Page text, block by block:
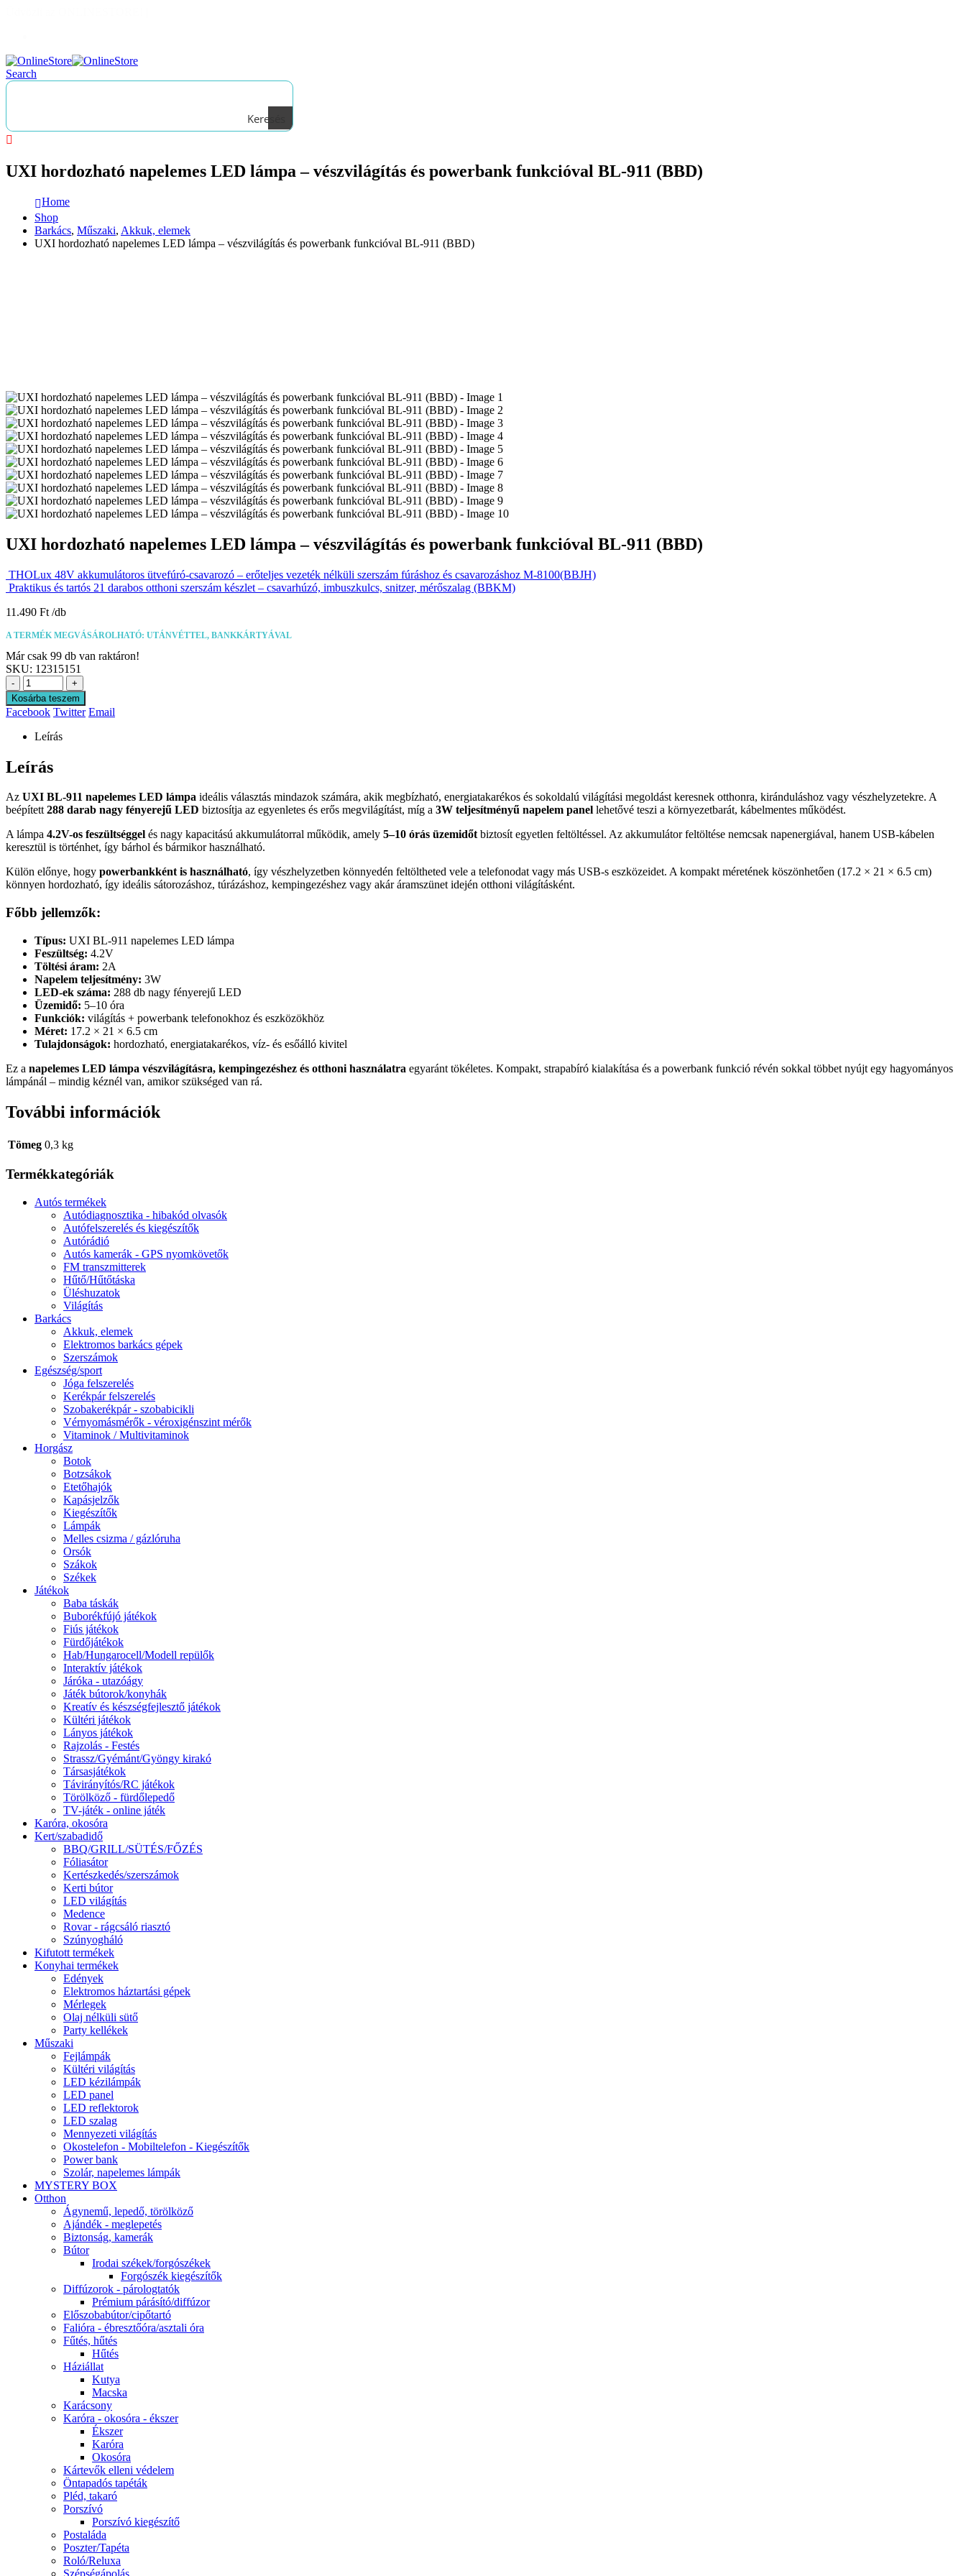
Search
Keresés
UXI hordozható napelemes LED lámpa – vészvilágítás és powerbank funkcióval BL-911 (BBD)
Home
Shop
Barkács, Műszaki, Akkuk, elemek
UXI hordozható napelemes LED lámpa – vészvilágítás és powerbank funkcióval BL-911 (BBD)
UXI hordozható napelemes LED lámpa – vészvilágítás és powerbank funkcióval BL-911 (BBD)
THOLux 48V akkumulátoros ütvefúró-csavarozó – erőteljes vezeték nélküli szerszám fúráshoz és csavarozáshoz M-8100(BBJH)
Praktikus és tartós 21 darabos otthoni szerszám készlet – csavarhúzó, imbuszkulcs, snitzer, mérőszalag (BBKM)
11.490 Ft
A TERMÉK MEGVÁSÁROLHATÓ: UTÁNVÉTTEL, BANKKÁRTYÁVAL
Már csak 99 db van raktáron!
SKU: 12315151
-
+
Kosárba teszem
Facebook Twitter Email
Leírás
Leírás
Az UXI BL-911 napelemes LED lámpa ideális választás mindazok számára, akik megbízható, energiatakarékos és sokoldalú világítási megoldást keresnek otthonra, kiránduláshoz vagy vészhelyzetekre. A
beépített288 darab nagy fényerejű LED biztosítja az egyenletes és erős megvilágítást, míg a 3W teljesítményű napelem panel lehetővé teszi a környezetbarát, kábelmentes működést.
A lámpa 4.2V-os feszültséggel és nagy kapacitású akkumulátorral működik, amely 5–10 órás üzemidőtbiztosít egyetlen feltöltéssel. Az akkumulátor feltöltése nemcsak napenergiával, hanem USB-kábelen
keresztül is történhet, így bárhol és bármikor használható.
Külön előnye, hogy powerbankként is használható, így vészhelyzetben könnyedén feltöltheted vele a telefonodat vagy más USB-s eszközeidet. A kompakt méretének köszönhetően (17.2 × 21 × 6.5 cm)
könnyen hordozható, így ideális sátorozáshoz, túrázáshoz, kempingezéshez vagy akár áramszünet idején otthoni világításként.
Főbb jellemzők:
Típus: UXI BL-911 napelemes LED lámpa
Feszültség: 4.2V
Töltési áram: 2A
Napelem teljesítmény: 3W
LED-ek száma: 288 db nagy fényerejű LED
Üzemidő: 5–10 óra
Funkciók: világítás + powerbank telefonokhoz és eszközökhöz
Méret: 17.2 × 21 × 6.5 cm
Tulajdonságok: hordozható, energiatakarékos, víz- és esőálló kivitel
Ez a napelemes LED lámpa vészvilágításra, kempingezéshez és otthoni használatra egyaránt tökéletes. Kompakt, strapabíró kialakítása és a powerbank funkció révén sokkal többet nyújt egy hagyományos
lámpánál – mindig kéznél van, amikor szükséged van rá.
További információk
Tömeg 0,3 kg
Termékkategóriák
Autós termékek
Autódiagnosztika - hibakód olvasók
Autófelszerelés és kiegészítők
Autórádió
Autós kamerák - GPS nyomkövetők
FM transzmitterek
Hűtő/Hűtőtáska
Üléshuzatok
Világítás
Barkács
Akkuk, elemek
Elektromos barkács gépek
Szerszámok
Egészség/sport
Jóga felszerelés
Kerékpár felszerelés
Szobakerékpár - szobabicikli
Vérnyomásmérők - véroxigénszint mérők
Vitaminok / Multivitaminok
Horgász
Botok
Botzsákok
Etetőhajók
Kapásjelzők
Kiegészítők
Lámpák
Melles csizma / gázlóruha
Orsók
Szákok
Székek
Játékok
Baba táskák
Buborékfújó játékok
Fiús játékok
Fürdőjátékok
Hab/Hungarocell/Modell repülők
Interaktív játékok
Járóka - utazóágy
Játék bútorok/konyhák
Kreatív és készségfejlesztő játékok
Kültéri játékok
Lányos játékok
Rajzolás - Festés
Strassz/Gyémánt/Gyöngy kirakó
Társasjátékok
Távirányítós/RC játékok
Törölköző - fürdőlepedő
TV-játék - online játék
Karóra, okosóra
Kert/szabadidő
BBQ/GRILL/SÜTÉS/FŐZÉS
Fóliasátor
Kertészkedés/szerszámok
Kerti bútor
LED világítás
Medence
Rovar - rágcsáló riasztó
Szúnyogháló
Kifutott termékek
Konyhai termékek
Edények
Elektromos háztartási gépek
Mérlegek
Olaj nélküli sütő
Party kellékek
Műszaki
Fejlámpák
Kültéri világítás
LED kézilámpák
LED panel
LED reflektorok
LED szalag
Mennyezeti világítás
Okostelefon - Mobiltelefon - Kiegészítők
Power bank
Szolár, napelemes lámpák
MYSTERY BOX
Otthon
Ágynemű, lepedő, törölköző
Ajándék - meglepetés
Biztonság, kamerák
Bútor
Irodai székek/forgószékek
Forgószék kiegészítők
Diffúzorok - párologtatók
Prémium párásító/diffúzor
Előszobabútor/cipőtartó
Falióra - ébresztőóra/asztali óra
Fűtés, hűtés
Hűtés
Háziállat
Kutya
Macska
Karácsony
Karóra - okosóra - ékszer
Ékszer
Karóra
Okosóra
Kártevők elleni védelem
Öntapadós tapéták
Pléd, takaró
Porszívó
Porszívó kiegészítő
Postaláda
Poszter/Tapéta
Roló/Reluxa